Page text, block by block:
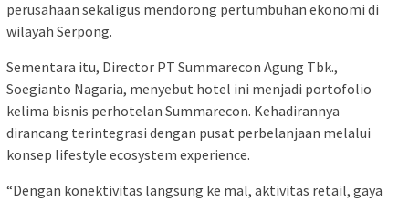
perusahaan sekaligus mendorong pertumbuhan ekonomi di
wilayah Serpong.
Sementara itu, Director PT Summarecon Agung Tbk.,
Soegianto Nagaria, menyebut hotel ini menjadi portofolio
kelima bisnis perhotelan Summarecon. Kehadirannya
dirancang terintegrasi dengan pusat perbelanjaan melalui
konsep lifestyle ecosystem experience.
“Dengan konektivitas langsung ke mal, aktivitas retail, gaya